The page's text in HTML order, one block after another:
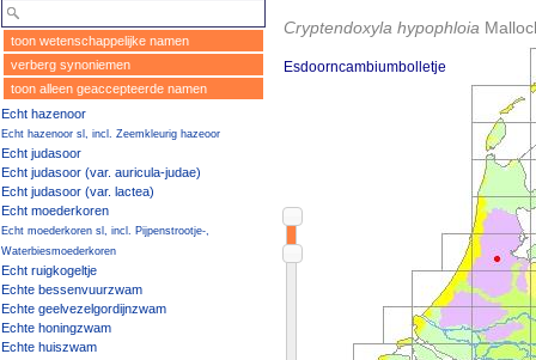
toon wetenschappelijke namen
verberg synoniemen
toon alleen geaccepteerde namen
Echt hazenoor
Echt hazenoor sl, incl. Zeemkleurig hazeoor
Echt judasoor
Echt judasoor (var. auricula-judae)
Echt judasoor (var. lactea)
Echt moederkoren
Echt moederkoren sl, incl. Pijpenstrootje-,
Waterbiesmoederkoren
Echt ruigkogeltje
Echte bessenvuurzwam
Echte geelvezelgordijnzwam
Echte honingzwam
Echte huiszwam
Cryptendoxyla hypophloia
Esdoorncambiumbolletje